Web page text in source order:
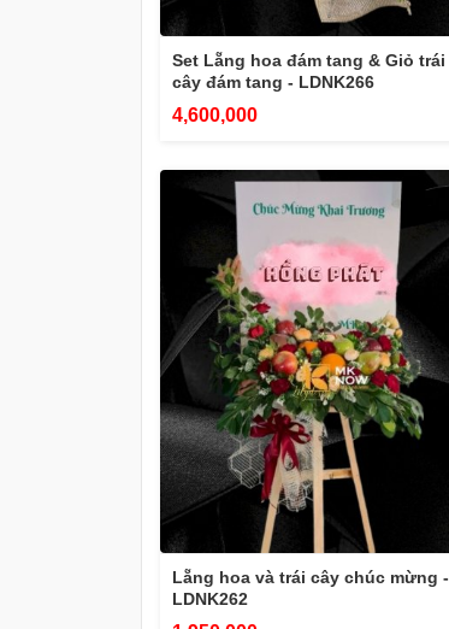
Set Lẵng hoa đám tang & Giỏ trái
cây đám tang - LDNK266
4,600,000
Lẵng hoa và trái cây chúc mừng -
LDNK262